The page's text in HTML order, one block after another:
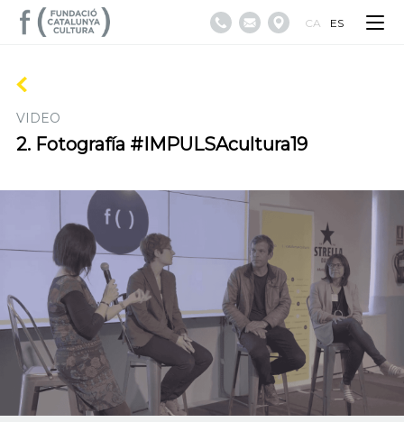
CA ES
VIDEO
2. Fotografía #IMPULSAcultura19